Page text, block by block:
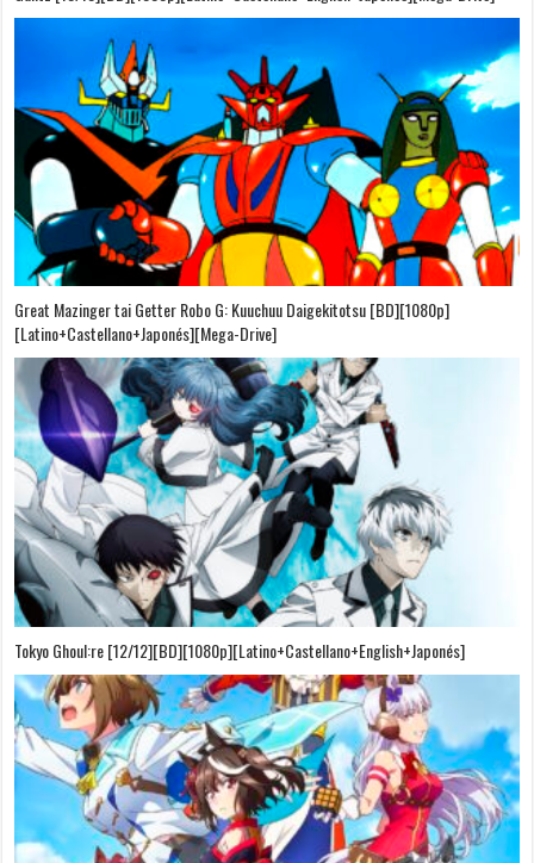
Great Mazinger tai Getter Robo G: Kuuchuu Daigekitotsu [BD][1080p]
[Latino+Castellano+Japonés][Mega-Drive]
Tokyo Ghoul:re [12/12][BD][1080p][Latino+Castellano+English+Japonés]